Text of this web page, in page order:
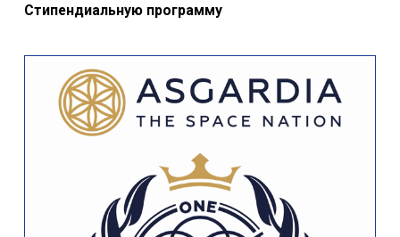
Стипендиальную программу